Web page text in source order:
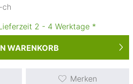
ch
2 - 4 Werktage *
WARENKORB
Merken